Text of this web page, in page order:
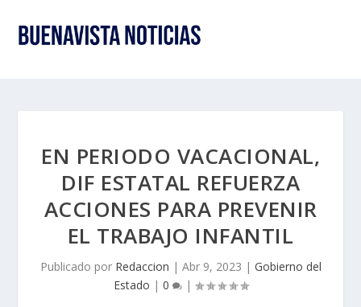
EN PERIODO VACACIONAL,
DIF ESTATAL REFUERZA
ACCIONES PARA PREVENIR
EL TRABAJO INFANTIL
Publicado por Redaccion | Abr 9, 2023 | Gobierno del
Estado | 0 |